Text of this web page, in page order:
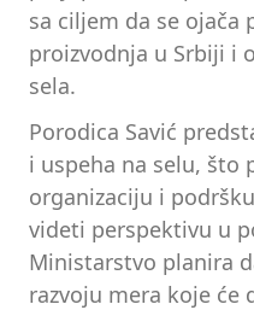
sa ciljem da se ojača
proizvodnja u Srbiji i
sela.
Porodica Savić
i uspeha na selu, što
organizaciju i
videti perspektivu u
Ministarstvo planira
razvoju mera koje će